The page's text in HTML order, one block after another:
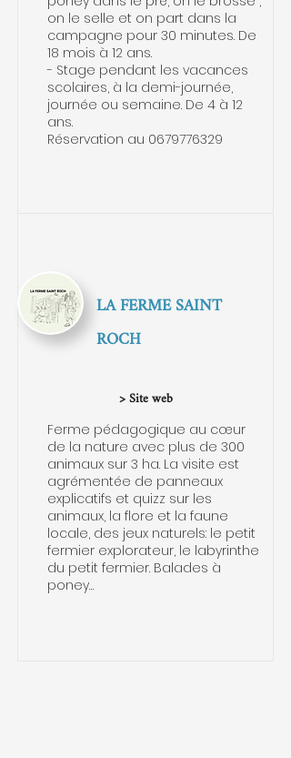
on le selle et on part dans la
campagne pour 30 minutes. De
18 mois à 12 ans.
- Stage pendant les vacances
scolaires, à la demi-journée,
journée ou semaine. De 4 à 12
ans.
Réservation au 0679776329
Ferme pédagogique au cœur
de la nature avec plus de 300
animaux sur 3 ha. La visite est
agrémentée de panneaux
explicatifs et quizz sur les
animaux, la flore et la faune
locale, des jeux naturels: le petit
fermier explorateur, le labyrinthe
du petit fermier. Balades à
poney…
> Site web
LA FERME SAINT
ROCH